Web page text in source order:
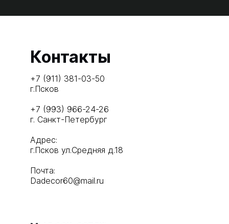
Контакты
+7 (911) 381-03-50
г.Псков
+7 (993) 966-24-26
г. Санкт-Петербург
Адрес:
г.Псков ул.Средняя д.18
Почта:
Dadecor60@mail.ru